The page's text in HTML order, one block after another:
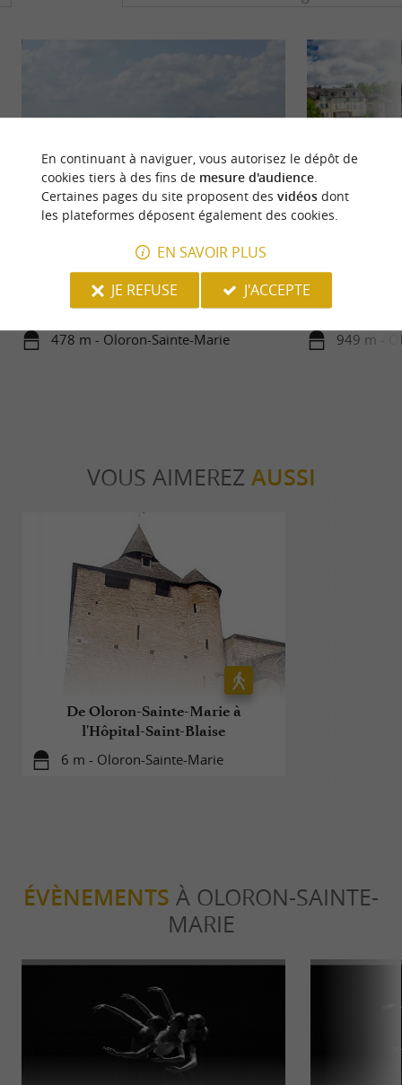
et de charme, nichée au cœur du Béarn, dans les ...
478 m - Oloron-Sainte-Marie
entre le Gave
949 m -
VOUS AIMEREZ AUSSI
De Oloron-Sainte-Marie à
l'Hôpital-Saint-Blaise
6 m - Oloron-Sainte-Marie
ÉVÈNEMENTS À OLORON-SAINTE-
MARIE
En continuant à naviguer, vous autorisez le dépôt de
cookies tiers à des fins de mesure d'audience.
Certaines pages du site proposent des vidéosdont
les plateformes déposent également des cookies.
EN SAVOIR PLUS
JE REFUSE
J'ACCEPTE